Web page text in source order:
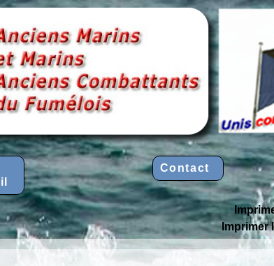
Contact
Imprimer